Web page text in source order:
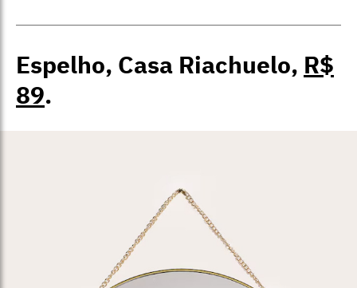
Espelho, Casa Riachuelo, R$
89.